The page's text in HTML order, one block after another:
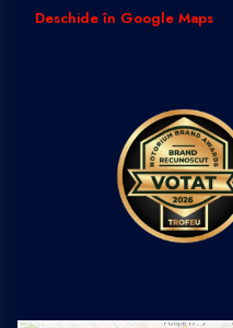
Deschide în Google Maps